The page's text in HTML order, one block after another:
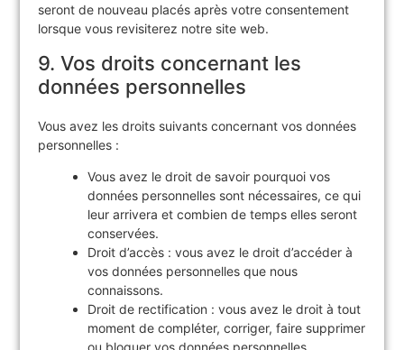
seront de nouveau placés après votre consentement
lorsque vous revisiterez notre site web.
9. Vos droits concernant les
données personnelles
Vous avez les droits suivants concernant vos données
personnelles :
Vous avez le droit de savoir pourquoi vos
données personnelles sont nécessaires, ce qui
leur arrivera et combien de temps elles seront
conservées.
Droit d’accès : vous avez le droit d’accéder à
vos données personnelles que nous
connaissons.
Droit de rectification : vous avez le droit à tout
moment de compléter, corriger, faire supprimer
ou bloquer vos données personnelles.